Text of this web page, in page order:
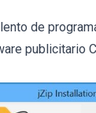
de
publicitario